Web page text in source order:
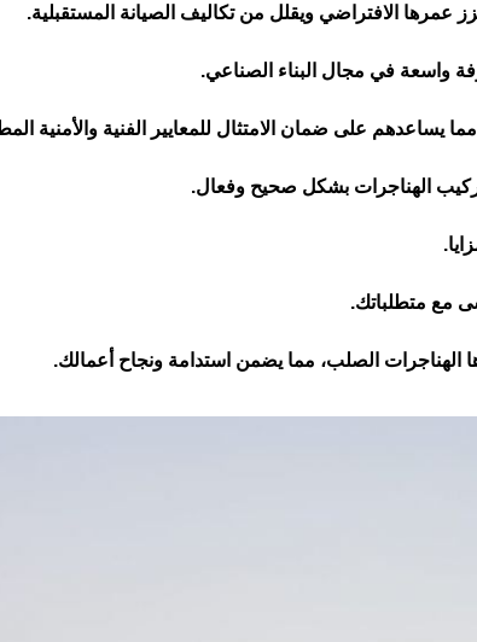
عمرها الافتراضي ويقلل من تكاليف الصيانة المستقبلية.
واسعة في مجال البناء الصناعي.
يساعدهم على ضمان الامتثال للمعايير الفنية والأمنية
الهناجرات بشكل صحيح وفعال.
مع متطلباتك.
الهناجرات الصلب، مما يضمن استدامة ونجاح أعمالك.